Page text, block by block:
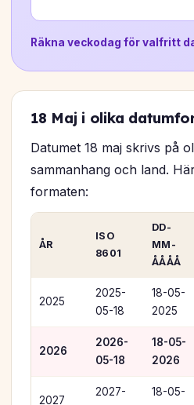
Räkna veckodag för valfritt
18 Maj i olika
Datumet 18 maj skrivs på
sammanhang och land.
formaten:
ÅR
ISO
8601
DD-
MM-
ÅÅÅÅ
2025
2025-
05-18
18-05-
2025
2026
2026-
05-18
18-05-
2026
2027
2027-
18-05-